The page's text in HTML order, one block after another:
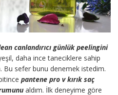
canlandırıcı günlük peelingini
daha ince taneciklere sahip
Bu sefer bunu denemek istedim.
pantene pro v kırık saç
aldım. İlk deneyime göre